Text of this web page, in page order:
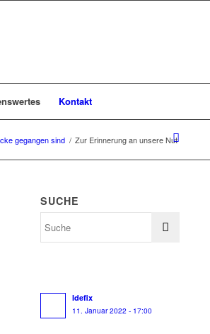
Kontakt
gegangen sind / Zur Erinnerung an unsere Nut
SUCHE
Idefix
11. Januar 2022 - 17:00